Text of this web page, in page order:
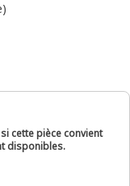
cette pièce convient
disponibles.